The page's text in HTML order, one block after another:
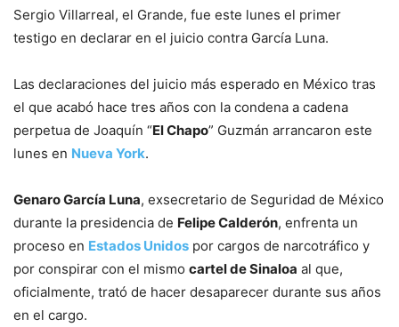
Sergio Villarreal, el Grande, fue este lunes el primer
testigo en declarar en el juicio contra García Luna.
Las declaraciones del juicio más esperado en México tras
el que acabó hace tres años con la condena a cadena
perpetua de Joaquín “El Chapo” Guzmán arrancaron este
lunes en Nueva York.
Genaro García Luna, exsecretario de Seguridad de México
durante la presidencia de Felipe Calderón, enfrenta un
proceso en Estados Unidos por cargos de narcotráfico y
por conspirar con el mismo cartel de Sinaloa al que,
oficialmente, trató de hacer desaparecer durante sus años
en el cargo.